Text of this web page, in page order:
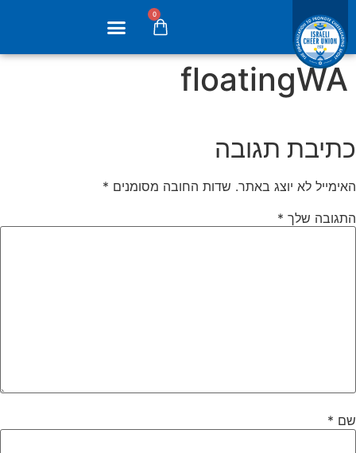
0
floatingWA
כתיבת תגובה
האימייל לא יוצג באתר. שדות החובה מסומנים *
התגובה שלך *
שם *